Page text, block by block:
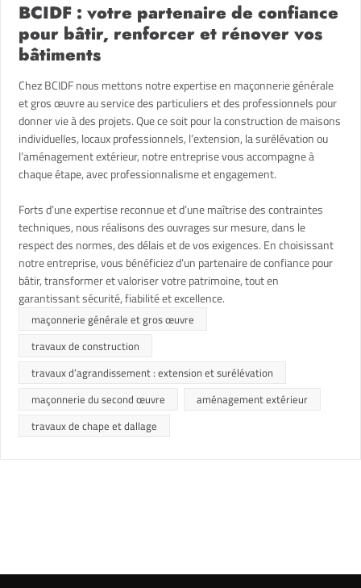
BCIDF : votre partenaire de confiance
pour bâtir, renforcer et rénover vos
bâtiments
Chez BCIDF nous mettons notre expertise en maçonnerie générale
et gros œuvre au service des particuliers et des professionnels pour
donner vie à des projets. Que ce soit pour la construction de maisons
individuelles, locaux professionnels, l’extension, la surélévation ou
l’aménagement extérieur, notre entreprise vous accompagne à
chaque étape, avec professionnalisme et engagement.
Forts d’une expertise reconnue et d’une maîtrise des contraintes
techniques, nous réalisons des ouvrages sur mesure, dans le
respect des normes, des délais et de vos exigences. En choisissant
notre entreprise, vous bénéficiez d’un partenaire de confiance pour
bâtir, transformer et valoriser votre patrimoine, tout en
garantissant sécurité, fiabilité et excellence.
maçonnerie générale et gros œuvre
travaux de construction
travaux d’agrandissement : extension et surélévation
maçonnerie du second œuvre
aménagement extérieur
travaux de chape et dallage